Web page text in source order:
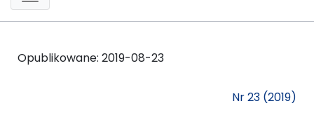
Opublikowane: 2019-08-23
Nr 23 (2019)